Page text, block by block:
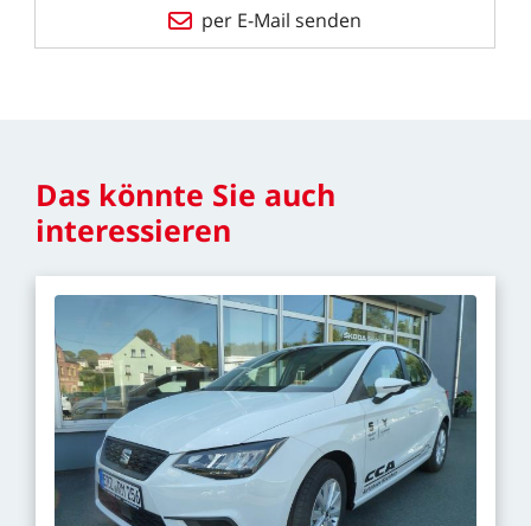
per E-Mail senden
Das könnte Sie auch
interessieren